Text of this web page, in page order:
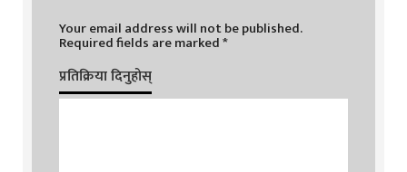
Your email address will not be published.
Required fields are marked*
प्रतिक्रिया दिनुहोस्